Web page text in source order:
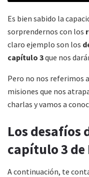
Es bien sabido la
sorprendernos con los
claro ejemplo son los
capítulo 3que nos
Pero no nos referimos
misiones que nos
charlas y vamos a
Los desafíos
capítulo 3
A continuación, te